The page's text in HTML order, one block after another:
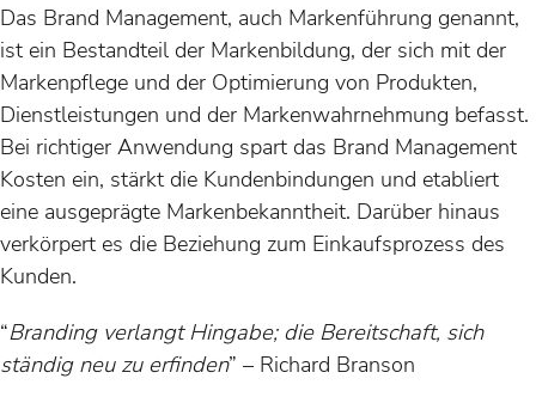
Das Brand Management, auch Markenführung genannt,
ist ein Bestandteil der Markenbildung, der sich mit der
Markenpflege und der Optimierung von Produkten,
Dienstleistungen und der Markenwahrnehmung befasst.
Bei richtiger Anwendung spart das Brand Management
Kosten ein, stärkt die Kundenbindungen und etabliert
eine ausgeprägte Markenbekanntheit. Darüber hinaus
verkörpert es die Beziehung zum Einkaufsprozess des
Kunden.
“Branding verlangt Hingabe; die Bereitschaft, sich
ständig neu zu erfinden” – Richard Branson